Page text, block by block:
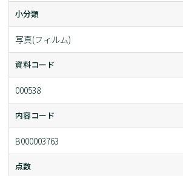
小分類
写真(フィルム)
資料コード
000538
内容コード
B000003763
点数